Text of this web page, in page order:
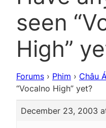
seen
High”
Forums › Phim › Châu Á
“Vocalno High” yet?
December 23, 2003